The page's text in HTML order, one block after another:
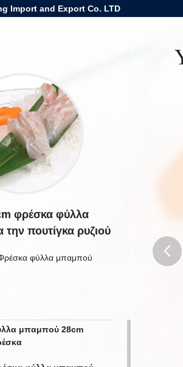
Import and Export Co. LTD
φρέσκα φύλλα
πουτίγκα ρυζιού
φύλλα μπαμπού
μπαμπού 28cm